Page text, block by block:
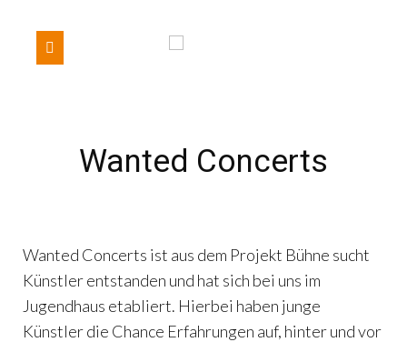
Wanted Concerts
Wanted Concerts ist aus dem Projekt Bühne sucht
Künstler entstanden und hat sich bei uns im
Jugendhaus etabliert. Hierbei haben junge
Künstler die Chance Erfahrungen auf, hinter und vor